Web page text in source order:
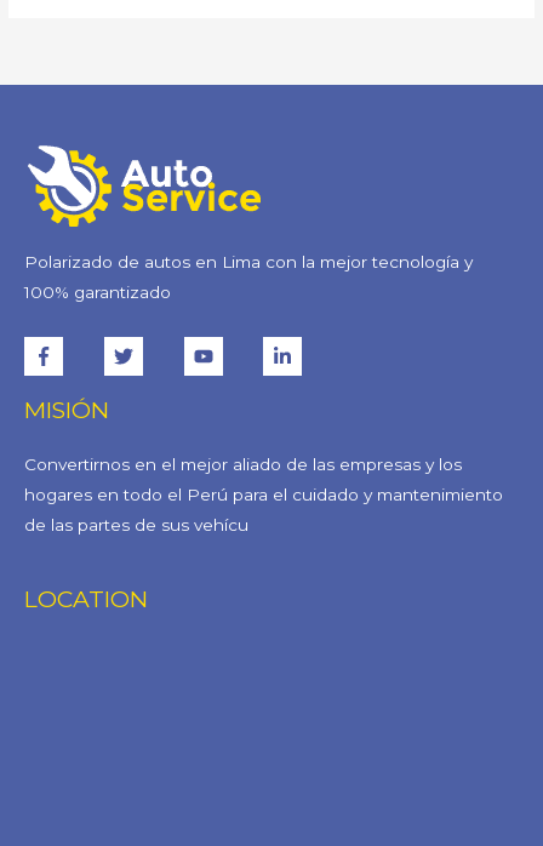
Polarizado de autos en Lima con la mejor tecnología y
100% garantizado
MISIÓN
Convertirnos en el mejor aliado de las empresas y los
hogares en todo el Perú para el cuidado y mantenimiento
de las partes de sus vehícu
LOCATION